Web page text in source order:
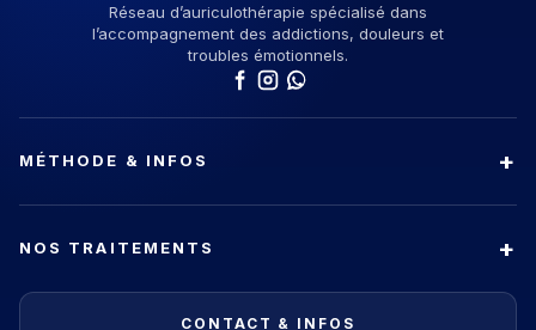
Réseau d’auriculothérapie spécialisé dans
l’accompagnement des addictions, douleurs et
troubles émotionnels.
MÉTHODE & INFOS
NOS TRAITEMENTS
CONTACT & INFOS